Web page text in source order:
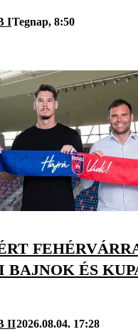
ITegnap, 8:50
BAJNOK ÉS
II2026.08.04. 17:28